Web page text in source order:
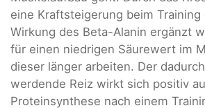
eine Kraftsteigerung beim Training
Wirkung des Beta-Alanin ergänzt
für einen niedrigen Säurewert im
dieser länger arbeiten. Der
werdende Reiz wirkt sich positiv
Proteinsynthese nach einem